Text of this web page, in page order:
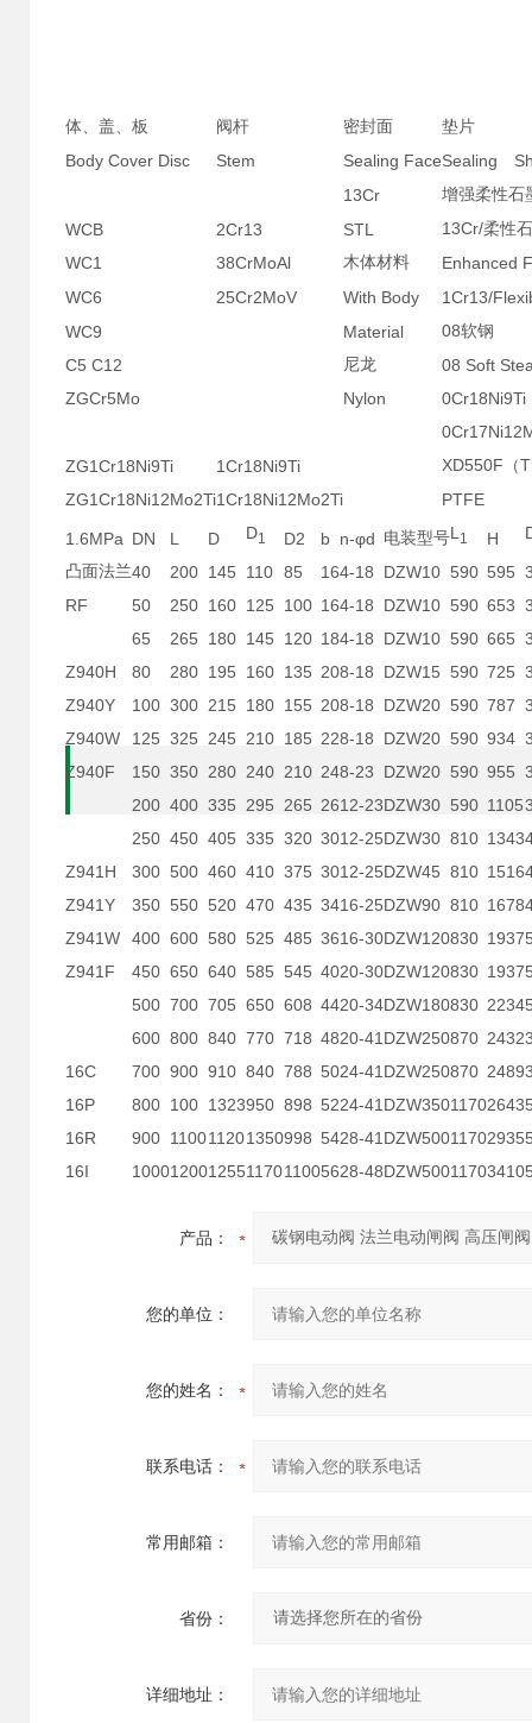
体、盖、板 阀杆 密封面 垫片
Body Cover Disc Stem Sealing FaceSealing
WCB 2Cr13
13Cr 增强柔性石
STL 13Cr/柔性
WC1 38CrMoAl 木体材料
Enhanced
WC6
25Cr2MoV With Body
1Cr13/
WC9
Material 08软钢
C5 C12 尼龙
08 Soft
ZGCr5Mo
Nylon 0Cr18Ni9Ti
ZG1Cr18Ni9Ti 1Cr18Ni9Ti
XD550F （T
ZG1Cr18Ni12Mo2Ti1Cr18Ni12Mo2Ti PTFE
1.6MPa DN L D D1 D2 b n-φd 电装型号L 1 H
凸面法兰40 200 145 110 85 164-18 DZW10 590 595
RF
50 250 160 125 100 164-18 DZW10 590 653
65
265 180 145 120 184-18 DZW10 590 665
Z940H
80 280 195 160 135 208-18 DZW15 590 725
Z940Y
100 300 215 180 155 208-18 DZW20 590 787
Z940W
125 325 245 210 185 228-18 DZW20 590 934
Z940F
150 350 280 240 210 248-23 DZW20 590 955
200 400 335 295 265 2612-23DZW30 590 1105
250 450 405 335 320 3012-25DZW30 810 1343
Z941H
300 500 460 410 375 3012-25DZW45 810 1516
Z941Y
350 550 520 470 435 3416-25DZW90 810 1678
Z941W
400 600 580 525 485 3616-30DZW120830 1937
Z941F
450 650 640 585 545 4020-30DZW120830 1937
500 700 705 650 608 4420-34DZW180830 2234
600 800 840 770 718 4820-41 DZW250870 2432
16C
700 900 910 840 788 5024-41 DZW250870 2489
16P
800 100 1323950 898 5224-41 DZW35011702643
16R
900 110011201350998 5428-41 DZW50011702935
16I
100012001255117011005628-48DZW50011703410
产品：
您的单位：
您的姓名：
联系电话：
常用邮箱：
省份：
详细地址：